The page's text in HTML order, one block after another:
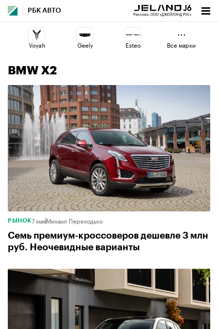
РБК АВТО
Voyah Geely Esteo
Jaecoo Haval Volga
Все марки
BMW X2
РЫНОК7 маяМихаил Переходько
Семь премиум-кроссоверов дешевле 3 млн
руб. Неочевидные варианты